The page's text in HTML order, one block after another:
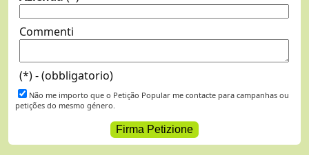
Commenti
(*) - (obbligatorio)
Não me importo que o Petição Popular me contacte para campanhas ou
petições do mesmo género.